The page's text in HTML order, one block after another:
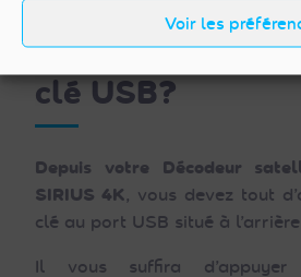
Voir les
Comment
clé USB?
Depuis votre Décodeur
SIRIUS 4K, vous devez tout
clé au port USB situé à
Il vous suffira